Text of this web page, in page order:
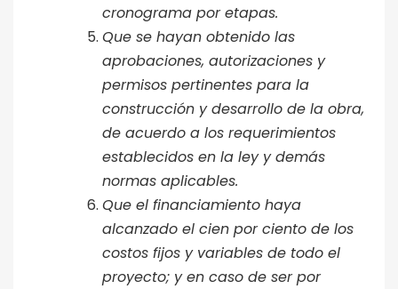
cronograma por etapas.
Que se hayan obtenido las
aprobaciones, autorizaciones y
permisos pertinentes para la
construcción y desarrollo de la obra,
de acuerdo a los requerimientos
establecidos en la ley y demás
normas aplicables.
Que el financiamiento haya
alcanzado el cien por ciento de los
costos fijos y variables de todo el
proyecto; y en caso de ser por